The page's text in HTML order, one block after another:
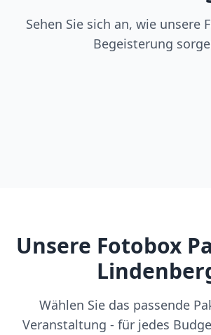
Sehen Sie sich an, wie unsere
Begeisterung
Unsere Fotobox
Wählen Sie das passende
Veranstaltung - für jedes